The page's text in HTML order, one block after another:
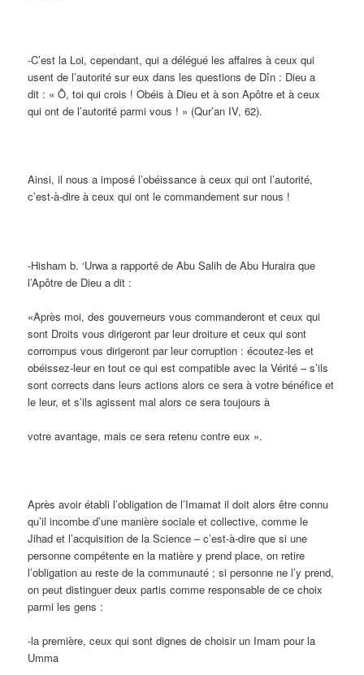
-C’est la Loi, cependant, qui a délégué les affaires à ceux qui
usent de l’autorité sur eux dans les questions de Dîn : Dieu a
dit : « Ô, toi qui crois ! Obéis à Dieu et à son Apôtre et à ceux
qui ont de l’autorité parmi vous ! » (Qur’an IV, 62).
Ainsi, il nous a imposé l’obéissance à ceux qui ont l’autorité,
c’est-à-dire à ceux qui ont le commandement sur nous !
-Hisham b. ‘Urwa a rapporté de Abu Salih de Abu Huraira que
l’Apôtre de Dieu a dit :
«Après moi, des gouverneurs vous commanderont et ceux qui
sont Droits vous dirigeront par leur droiture et ceux qui sont
corrompus vous dirigeront par leur corruption : écoutez-les et
obéissez-leur en tout ce qui est compatible avec la Vérité – s’ils
sont corrects dans leurs actions alors ce sera à votre bénéfice et
le leur, et s’ils agissent mal alors ce sera toujours à
votre avantage, mais ce sera retenu contre eux ».
Après avoir établi l’obligation de l’Imamat il doit alors être connu
qu’il incombe d’une manière sociale et collective, comme le
Jihad et l’acquisition de la Science – c’est-à-dire que si une
personne compétente en la matière y prend place, on retire
l’obligation au reste de la communauté ; si personne ne l’y prend,
on peut distinguer deux partis comme responsable de ce choix
parmi les gens :
-la première, ceux qui sont dignes de choisir un Imam pour la
Umma